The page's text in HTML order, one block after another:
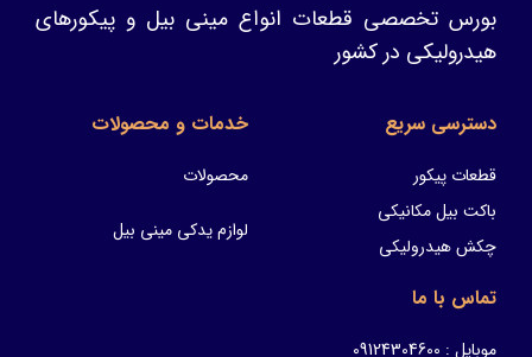
بورس تخصصی قطعات انواع مینی بیل و پیکورهای
هیدرولیکی در کشور
دسترسی سریع
قطعات پیکور
باکت بیل مکانیکی
چکش هیدرولیکی
خدمات و محصولات
محصولات
لوازم یدکی مینی بیل
تماس با ما
موبایل : 09124304600